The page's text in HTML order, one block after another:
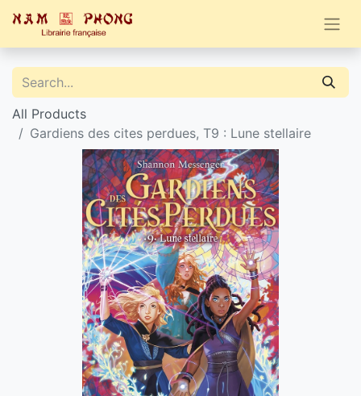
All Products
Gardiens des cites perdues, T9 : Lune stellaire